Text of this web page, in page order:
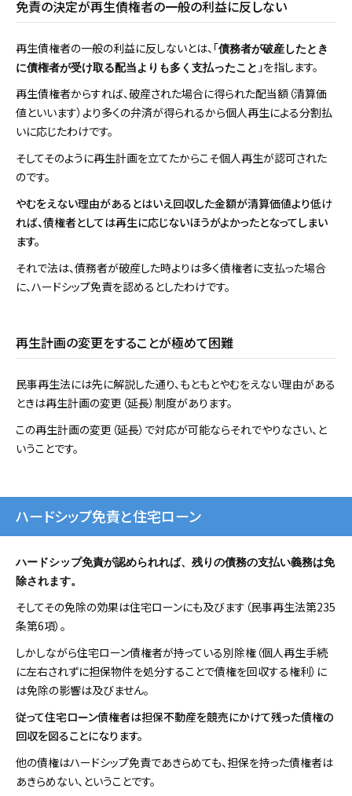
免責の決定が再生債権者の一般の利益に反しない
再生債権者の一般の利益に反しないとは、「債務者が破産したとき
に債権者が受け取る配当よりも多く支払ったこと 」を指します。
再生債権者からすれば、破産された場合に得られた配当額（清算価
値といいます）より多くの弁済が得られるから個人再生による分割払
いに応じたわけです。
そしてそのように再生計画を立てたからこそ個人再生が認可された
のです。
やむをえない理由があるとはいえ回収した金額が清算価値より低け
れば、債権者としては再生に応じないほうがよかったとなってしまい
ます。
それで法は、債務者が破産した時よりは多く債権者に支払った場合
に、ハードシップ免責を認めるとしたわけです。
再生計画の変更をすることが極めて困難
民事再生法には先に解説した通り、もともとやむをえない理由がある
ときは再生計画の変更（延長）制度があります。
この再生計画の変更（延長）で対応が可能ならそれでやりなさい、と
いうことです。
ハードシップ免責と住宅ローン
ハードシップ免責が認められれば、残りの債務の支払い義務は免
除されます。
そしてその免除の効果は住宅ローンにも及びます（民事再生法第235
条第6項）。
しかしながら住宅ローン債権者が持っている別除権（個人再生手続
に左右されずに担保物件を処分することで債権を回収する権利）に
は免除の影響は及びません。
従って住宅ローン債権者は担保不動産を競売にかけて残った債権の
回収を図ることになります。
他の債権はハードシップ免責であきらめても、担保を持った債権者は
あきらめない、ということです。